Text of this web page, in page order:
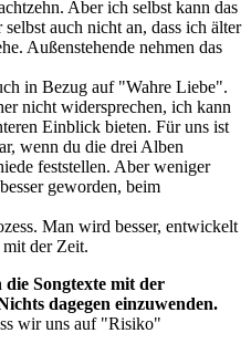
Aber ich selbst kann das
auch nicht an, dass ich älter
Außenstehende nehmen das
in Bezug auf "Wahre Liebe".
nicht widersprechen, ich kann
Einblick bieten. Für uns ist
wenn du die drei Alben
feststellen. Aber weniger
geworden, beim
Man wird besser, entwickelt
mit der Zeit.
Songtexte mit der
dagegen einzuwenden.
wir uns auf "Risiko"